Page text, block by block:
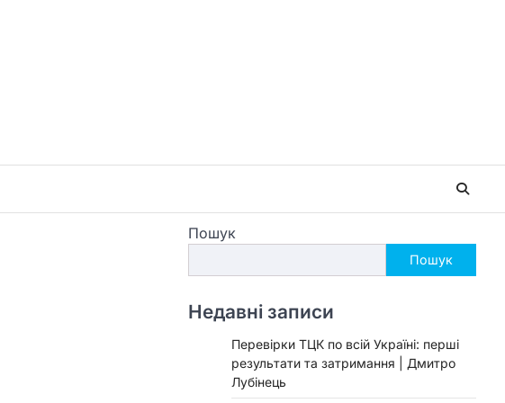
Пошук
Пошук
Недавні записи
Перевірки ТЦК по всій Україні: перші
результати та затримання | Дмитро
Лубінець